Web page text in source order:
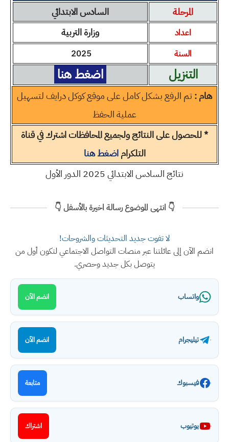
المرحلة السادس الابتدائي
اعداد وزارة التربية
السنة 2025
التنزيل اضغط هنا
هام :تم الرفع بشكل كامل على موقع كوكل درايف لتسهيل
عملية الحفظ
* للحصول على النتائج ولجميع المحافظات اشترك في قناة
التلكراماضغط هنا
نتائج السادس الابتدائي 2025 الدور الأول
👇 انتهى الموضوع رسالة اخيرة بالأسفل 👇
لا تفوت جديد التحديثات والشروحات!
انضم الآن إلى عائلتنا عبر منصات التواصل الاجتماعي لتكون أول من
يتوصل بكل جديد وحصري.
واتساب انضم الآن
تيليجرام انضم الآن
فيسبوك متابعة
يوتيوب اشتراك